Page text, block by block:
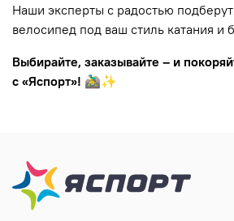
Наши эксперты с радостью
велосипед под ваш стиль катания и
Выбирайте, заказывайте – и
с «Яспорт»! 🚵‍♂️✨